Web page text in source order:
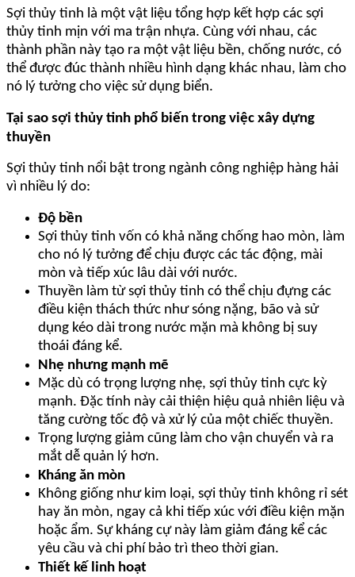
Sợi thủy tinh là một vật liệu tổng hợp kết hợp các sợi
thủy tinh mịn với ma trận nhựa. Cùng với nhau, các
thành phần này tạo ra một vật liệu bền, chống nước, có
thể được đúc thành nhiều hình dạng khác nhau, làm cho
nó lý tưởng cho việc sử dụng biển.
Tại sao sợi thủy tinh phổ biến trong việc xây dựng
thuyền
Sợi thủy tinh nổi bật trong ngành công nghiệp hàng hải
vì nhiều lý do:
Độ bền
Sợi thủy tinh vốn có khả năng chống hao mòn, làm
cho nó lý tưởng để chịu được các tác động, mài
mòn và tiếp xúc lâu dài với nước.
Thuyền làm từ sợi thủy tinh có thể chịu đựng các
điều kiện thách thức như sóng nặng, bão và sử
dụng kéo dài trong nước mặn mà không bị suy
thoái đáng kể.
Nhẹ nhưng mạnh mẽ
Mặc dù có trọng lượng nhẹ, sợi thủy tinh cực kỳ
mạnh. Đặc tính này cải thiện hiệu quả nhiên liệu và
tăng cường tốc độ và xử lý của một chiếc thuyền.
Trọng lượng giảm cũng làm cho vận chuyển và ra
mắt dễ quản lý hơn.
Kháng ăn mòn
Không giống như kim loại, sợi thủy tinh không rỉ sét
hay ăn mòn, ngay cả khi tiếp xúc với điều kiện mặn
hoặc ẩm. Sự kháng cự này làm giảm đáng kể các
yêu cầu và chi phí bảo trì theo thời gian.
Thiết kế linh hoạt